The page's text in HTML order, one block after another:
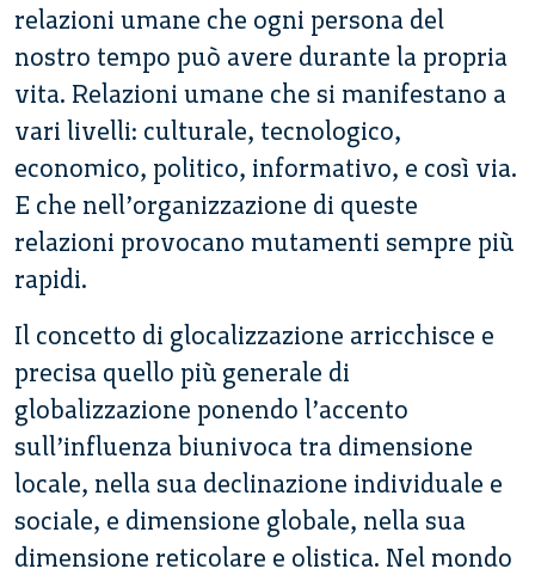
relazioni umane che ogni persona del
nostro tempo può avere durante la propria
vita. Relazioni umane che si manifestano a
vari livelli: culturale, tecnologico,
economico, politico, informativo, e così via.
E che nell’organizzazione di queste
relazioni provocano mutamenti sempre più
rapidi.
Il concetto di glocalizzazione arricchisce e
precisa quello più generale di
globalizzazione ponendo l’accento
sull’influenza biunivoca tra dimensione
locale, nella sua declinazione individuale e
sociale, e dimensione globale, nella sua
dimensione reticolare e olistica. Nel mondo